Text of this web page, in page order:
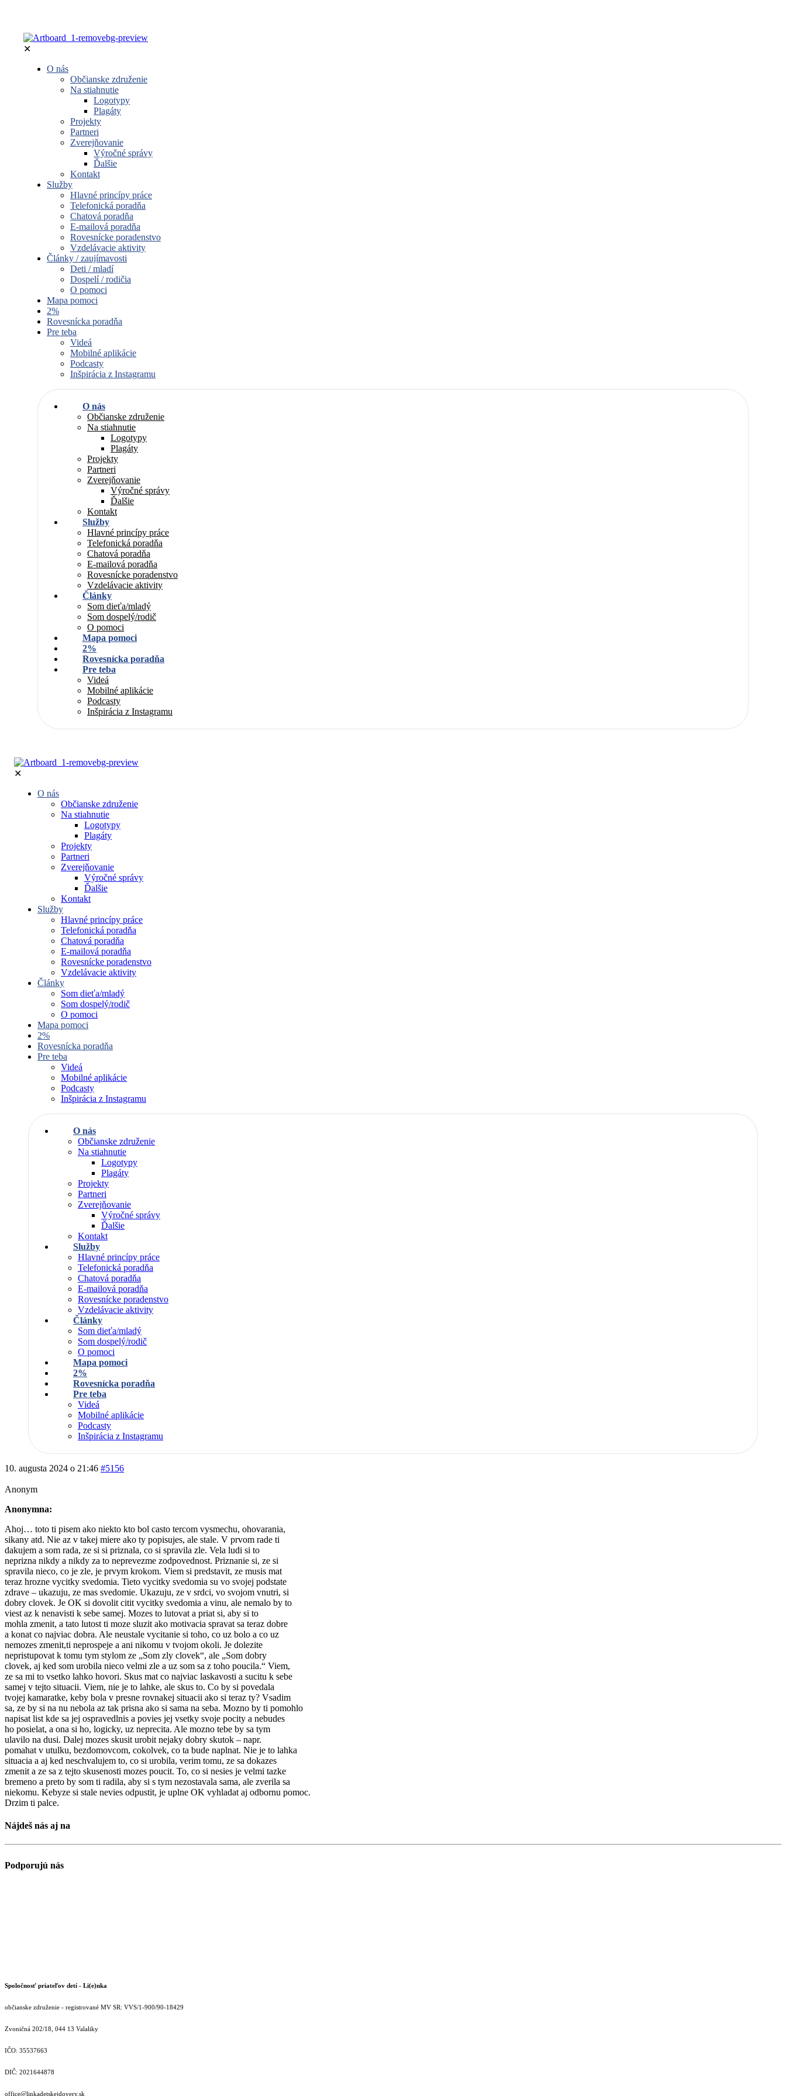
✕
O nás
Občianske združenie
Na stiahnutie
Logotypy
Plagáty
Projekty
Partneri
Zverejňovanie
Výročné správy
Ďalšie
Kontakt
Služby
Hlavné princípy práce
Telefonická poradňa
Chatová poradňa
E-mailová poradňa
Rovesnícke poradenstvo
Vzdelávacie aktivity
Články / zaujímavosti
Deti / mladí
Dospelí / rodičia
O pomoci
Mapa pomoci
2%
Rovesnícka poradňa
Pre teba
Videá
Mobilné aplikácie
Podcasty
Inšpirácia z Instagramu
O nás
Občianske združenie
Na stiahnutie
Logotypy
Plagáty
Projekty
Partneri
Zverejňovanie
Výročné správy
Ďalšie
Kontakt
Služby
Hlavné princípy práce
Telefonická poradňa
Chatová poradňa
E-mailová poradňa
Rovesnícke poradenstvo
Vzdelávacie aktivity
Články
Som dieťa/mladý
Som dospelý/rodič
O pomoci
Mapa pomoci
2%
Rovesnícka poradňa
Pre teba
Videá
Mobilné aplikácie
Podcasty
Inšpirácia z Instagramu
✕
O nás
Občianske združenie
Na stiahnutie
Logotypy
Plagáty
Projekty
Partneri
Zverejňovanie
Výročné správy
Ďalšie
Kontakt
Služby
Hlavné princípy práce
Telefonická poradňa
Chatová poradňa
E-mailová poradňa
Rovesnícke poradenstvo
Vzdelávacie aktivity
Články
Som dieťa/mladý
Som dospelý/rodič
O pomoci
Mapa pomoci
2%
Rovesnícka poradňa
Pre teba
Videá
Mobilné aplikácie
Podcasty
Inšpirácia z Instagramu
O nás
Občianske združenie
Na stiahnutie
Logotypy
Plagáty
Projekty
Partneri
Zverejňovanie
Výročné správy
Ďalšie
Kontakt
Služby
Hlavné princípy práce
Telefonická poradňa
Chatová poradňa
E-mailová poradňa
Rovesnícke poradenstvo
Vzdelávacie aktivity
Články
Som dieťa/mladý
Som dospelý/rodič
O pomoci
Mapa pomoci
2%
Rovesnícka poradňa
Pre teba
Videá
Mobilné aplikácie
Podcasty
Inšpirácia z Instagramu
10. augusta 2024 o 21:46 #5156
Anonym
Anonymna:
Ahoj… toto ti pisem ako niekto kto bol casto tercom vysmechu, ohovarania,
sikany atd. Nie az v takej miere ako ty popisujes, ale stale. V prvom rade ti
dakujem a som rada, ze si si priznala, co si spravila zle. Vela ludi si to
neprizna nikdy a nikdy za to neprevezme zodpovednost. Priznanie si, ze si
spravila nieco, co je zle, je prvym krokom. Viem si predstavit, ze musis mat
teraz hrozne vycitky svedomia. Tieto vycitky svedomia su vo svojej podstate
zdrave – ukazuju, ze mas svedomie. Ukazuju, ze v srdci, vo svojom vnutri, si
dobry clovek. Je OK si dovolit citit vycitky svedomia a vinu, ale nemalo by to
viest az k nenavisti k sebe samej. Mozes to lutovat a priat si, aby si to
mohla zmenit, a tato lutost ti moze sluzit ako motivacia spravat sa teraz dobre
a konat co najviac dobra. Ale neustale vycitanie si toho, co uz bolo a co uz
nemozes zmenit,ti neprospeje a ani nikomu v tvojom okoli. Je dolezite
nepristupovat k tomu tym stylom ze „Som zly clovek“, ale „Som dobry
clovek, aj ked som urobila nieco velmi zle a uz som sa z toho poucila.“ Viem,
ze sa mi to vsetko lahko hovori. Skus mat co najviac laskavosti a sucitu k sebe
samej v tejto situacii. Viem, nie je to lahke, ale skus to. Co by si povedala
tvojej kamaratke, keby bola v presne rovnakej situacii ako si teraz ty? Vsadim
sa, ze by si na nu nebola az tak prisna ako si sama na seba. Mozno by ti pomohlo
napisat list kde sa jej ospravedlnis a povies jej vsetky svoje pocity a nebudes
ho posielat, a ona si ho, logicky, uz neprecita. Ale mozno tebe by sa tym
ulavilo na dusi. Dalej mozes skusit urobit nejaky dobry skutok – napr.
pomahat v utulku, bezdomovcom, cokolvek, co ta bude naplnat. Nie je to lahka
situacia a aj ked neschvalujem to, co si urobila, verim tomu, ze sa dokazes
zmenit a ze sa z tejto skusenosti mozes poucit. To, co si nesies je velmi tazke
bremeno a preto by som ti radila, aby si s tym nezostavala sama, ale zverila sa
niekomu. Kebyze si stale nevies odpustit, je uplne OK vyhladat aj odbornu pomoc.
Drzim ti palce.
Nájdeš nás aj na
Podporujú nás
Spoločnosť priateľov detí - Li(e)nka
občianske združenie - registrované MV SR: VVS/1-900/90-18429
Zvoničná 202/18, 044 13 Valaliky
IČO: 35537663
DIČ: 2021644878
office@linkadetskejdovery.sk